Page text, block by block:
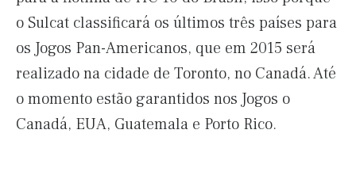
o Sulcat classificará os últimos três países para
os Jogos Pan-Americanos, que em 2015 será
realizado na cidade de Toronto, no Canadá. Até
o momento estão garantidos nos Jogos o
Canadá, EUA, Guatemala e Porto Rico.